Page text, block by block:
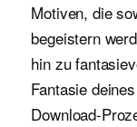
Motiven, die
begeistern
hin zu
Fantasie
Download-